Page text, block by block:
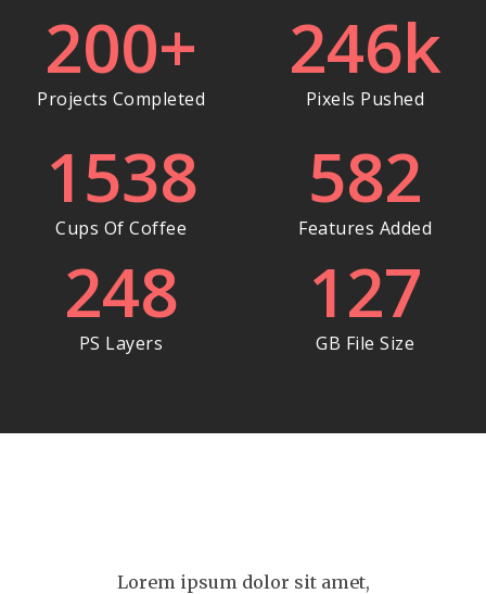
200+
Projects Completed
246k
Pixels Pushed
1538
Cups Of Coffee
582
Features Added
248
PS Layers
127
GB File Size
Lorem ipsum dolor sit amet,